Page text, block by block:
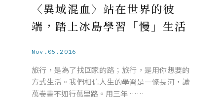
〈異域混血〉站在世界的彼
端，踏上冰島學習「慢」生活
Nov.05.2016
旅行，是為了找回家的路；旅行，是用你想要的
方式生活。我們相信人生的學習是一條長河，讀
萬卷書不如行萬里路。用三年 ……